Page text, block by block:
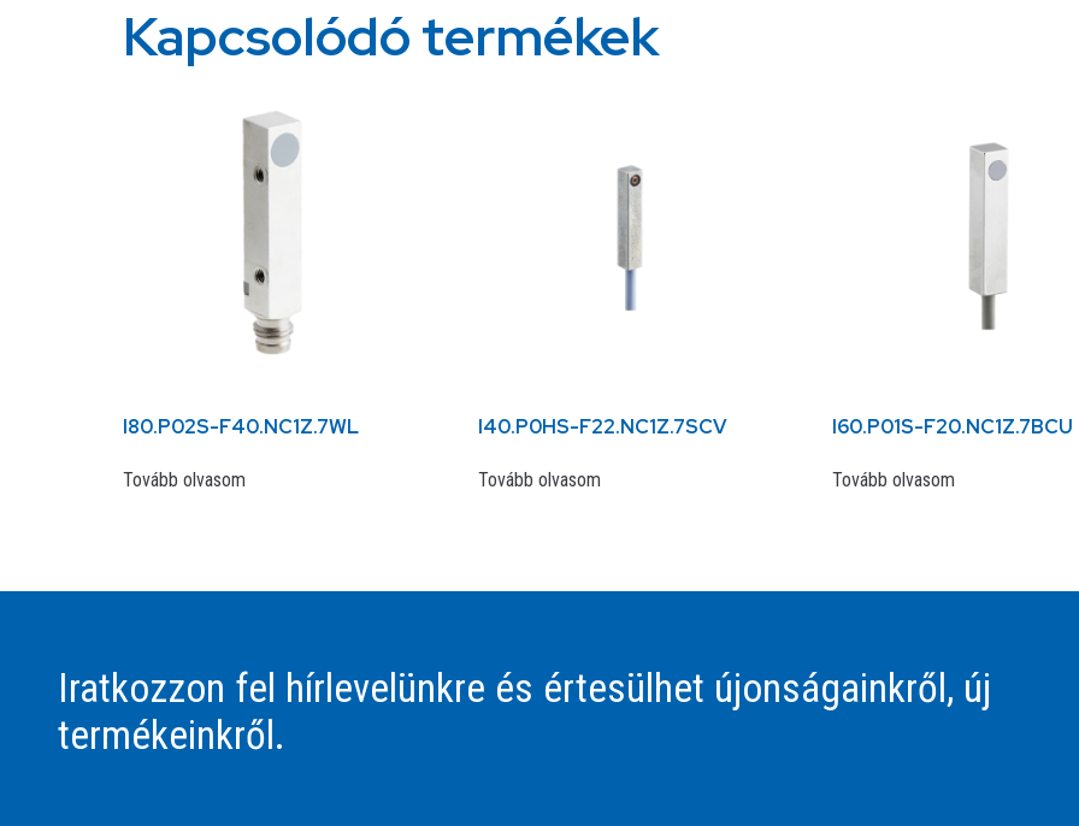
Kapcsolódó termékek
I80.P02S-F40.NC1Z.7WL
Tovább olvasom
I40.P0HS-F22.NC1Z.7SCV
Tovább olvasom
I60.P01S-F20.NC1Z.7BCU
Tovább olvasom
Iratkozzon fel hírlevelünkre és értesülhet újonságainkről, új
termékeinkről.